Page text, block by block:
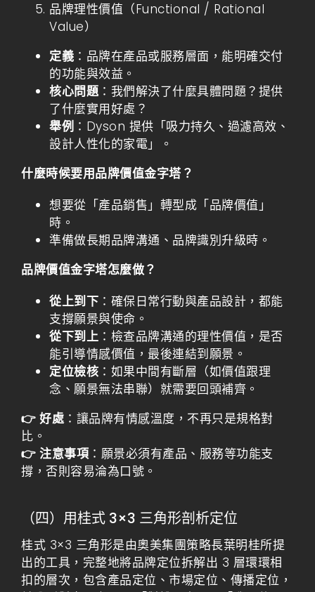
品牌理性價值（Functional / Rational
Value）
定義 ：品牌在產品或服務層面，能明確交付
的功能與效益。
核心問題：我們解決了什麼具體問題？提供
了什麼實用好處？
舉例 ：Dyson 提供「吸力持久、過濾高效、
設計人性化的家電」。
什麼時候要用品牌價值金字塔？
想要從「產品銷售」轉型成「品牌價值」
時。
準備做長期品牌溝通、品牌識別升級時。
品牌價值金字塔怎麼做？
從上到下 ：確保日常行動與產品設計，都能
支撐願景與使命。
從下到上 ：檢查品牌溝通的理性價值，是否
能引導情感價值，最後連結到願景。
定位檢核 ：如果中間有斷層（如價值跟理
念、願景無法串聯）就需要回頭補齊。
👉 好處：讓品牌有情感溫度，不再只是規格對
比。
👉 注意事項：願景必須有產品、服務等功能支
撐，否則容易淪為口號。
（四）用桂式 3×3 三角形剖析定位
桂式 3×3 三角形是由奧美集團策略長葉明桂所提
出的工具，完整地將品牌定位拆解出 3 層環環相
扣的層次，包含產品定位、市場定位、傳播定位，